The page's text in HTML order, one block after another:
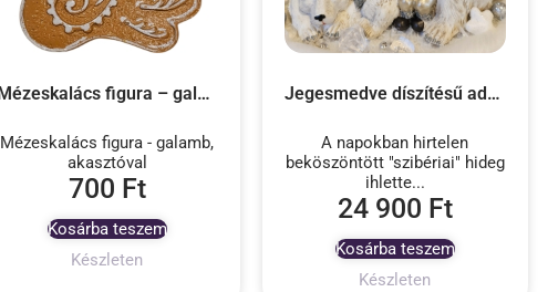
Készleten
Mézeskalács figura – galamb, akasztóval
700 Ft
Mézeskalács figura - galamb,
akasztóval
Kosárba teszem
Készleten
Jegesmedve díszítésű adventi dekoráció
24 900 Ft
A napokban hirtelen
beköszöntött "szibériai" hideg
ihlette...
Kosárba teszem